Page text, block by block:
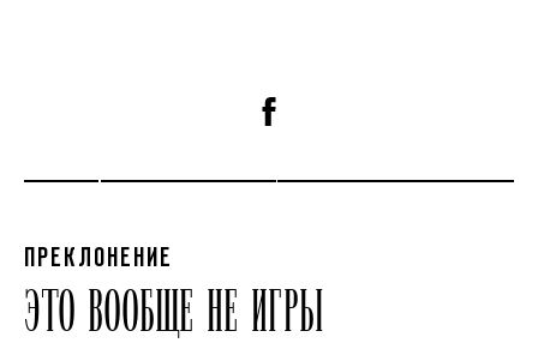
ПРЕКЛОНЕНИЕ
ЭТО ВООБЩЕ НЕ ИГРЫ